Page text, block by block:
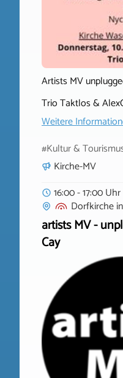
Artists MV
Trio Taktlos &
Weitere
#Kultur &
Kirche-MV
16:00 - 17:00 Uhr
Dorfkirchein
artists MV -
Cay